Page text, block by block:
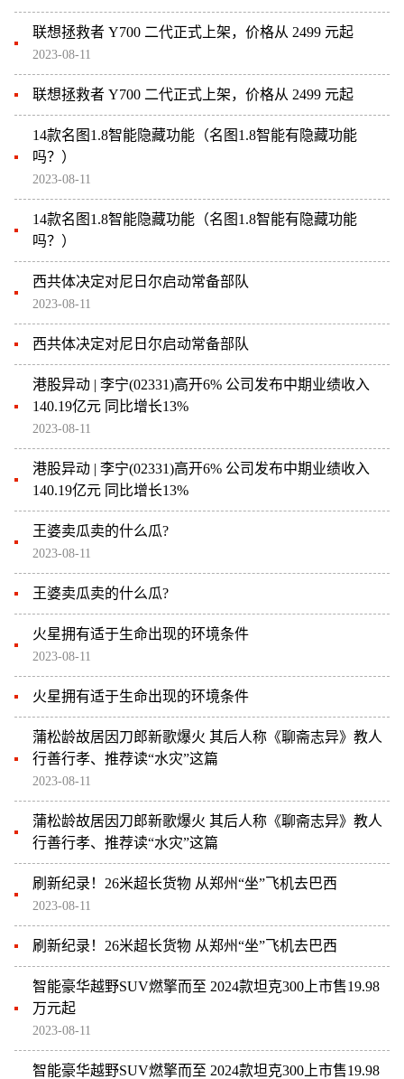
联想拯救者 Y700 二代正式上架，价格从 2499 元起
2023-08-11
联想拯救者 Y700 二代正式上架，价格从 2499 元起
14款名图1.8智能隐藏功能（名图1.8智能有隐藏功能
吗？）
2023-08-11
14款名图1.8智能隐藏功能（名图1.8智能有隐藏功能
吗？）
西共体决定对尼日尔启动常备部队
2023-08-11
西共体决定对尼日尔启动常备部队
港股异动 | 李宁(02331)高开6% 公司发布中期业绩收入
140.19亿元 同比增长13%
2023-08-11
港股异动 | 李宁(02331)高开6% 公司发布中期业绩收入
140.19亿元 同比增长13%
王婆卖瓜卖的什么瓜?
2023-08-11
王婆卖瓜卖的什么瓜?
火星拥有适于生命出现的环境条件
2023-08-11
火星拥有适于生命出现的环境条件
蒲松龄故居因刀郎新歌爆火 其后人称《聊斋志异》教人
行善行孝、推荐读“水灾”这篇
2023-08-11
蒲松龄故居因刀郎新歌爆火 其后人称《聊斋志异》教人
行善行孝、推荐读“水灾”这篇
刷新纪录！26米超长货物 从郑州“坐”飞机去巴西
2023-08-11
刷新纪录！26米超长货物 从郑州“坐”飞机去巴西
智能豪华越野SUV燃擎而至 2024款坦克300上市售19.98
万元起
2023-08-11
智能豪华越野SUV燃擎而至 2024款坦克300上市售19.98